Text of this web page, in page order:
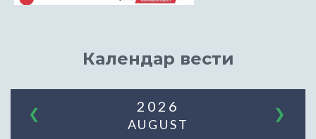
Календар вести
❮ ❯
2026
AUGUST